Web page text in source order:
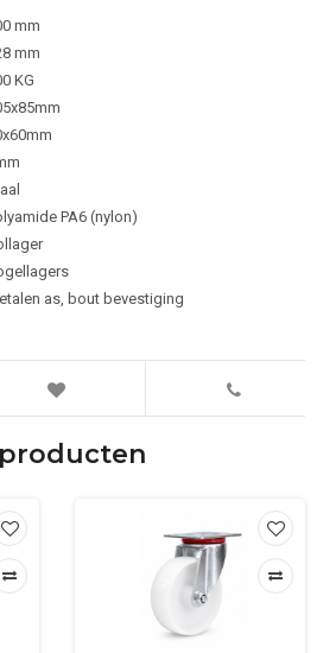
mm
mm
KG
PA6 (nylon)
as, bout bevestiging